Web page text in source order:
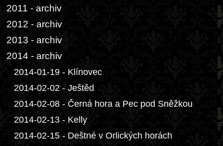
2011 - archiv
2012 - archiv
2013 - archiv
2014 - archiv
2014-01-19 - Klínovec
2014-02-02 - Ještěd
2014-02-08 - Černá hora a Pec pod Sněžkou
2014-02-13 - Kelly
2014-02-15 - Deštné v Orlických horách